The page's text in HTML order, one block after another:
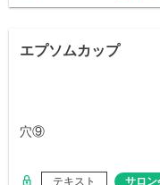
エプソムカップ
穴⑨
テキスト サロン